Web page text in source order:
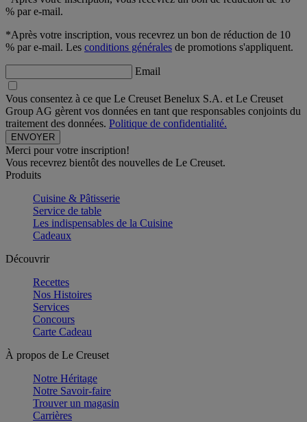
% par e-mail.
*Après votre inscription, vous recevrez un bon de réduction de 10
% par e-mail. Les conditions générales de promotions s'appliquent.
Email
Vous consentez à ce que Le Creuset Benelux S.A. et Le Creuset
Group AG gèrent vos données en tant que responsables conjoints du
traitement des données. Politique de confidentialité.
Merci pour votre inscription!
Vous recevrez bientôt des nouvelles de Le Creuset.
Produits
Cuisine & Pâtisserie
Service de table
Les indispensables de la Cuisine
Cadeaux
Découvrir
Recettes
Nos Histoires
Services
Concours
Carte Cadeau
À propos de Le Creuset
Notre Héritage
Notre Savoir-faire
Trouver un magasin
Carrières